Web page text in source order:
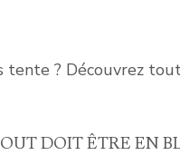
tente ? Découvrez
DOIT ÊTRE EN